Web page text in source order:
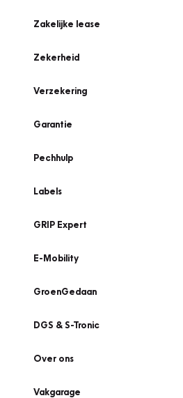
Zakelijke lease
Zekerheid
Verzekering
Garantie
Pechhulp
Labels
GRIP Expert
E-Mobility
GroenGedaan
DGS & S-Tronic
Over ons
Vakgarage